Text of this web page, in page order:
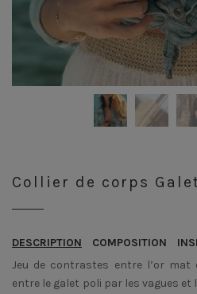
Collier de corps
DESCRIPTION COMPOSITION
Jeu de contrastes entre l’or mat
entre le galet poli par les vagues